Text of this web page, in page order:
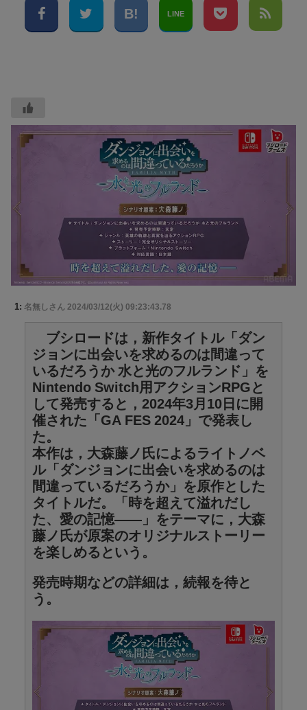
LINE
1: 名無しさん 2024/03/12(火) 09:23:43.78
ブシロードは，新作タイトル「ダン
ジョンに出会いを求めるのは間違って
いるだろうか 水と光のフルランド」を
Nintendo Switch用アクションRPGと
して発売すると，2024年3月10日に開
催された「GA FES 2024」で発表し
た。
本作は，大森藤ノ氏によるライトノベ
ル「ダンジョンに出会いを求めるのは
間違っているだろうか」を原作とした
タイトルだ。「時を超えて溢れだし
た、愛の記憶――」をテーマに，大森
藤ノ氏が原案のオリジナルストーリー
を楽しめるという。
発売時期などの詳細は，続報を待と
う。